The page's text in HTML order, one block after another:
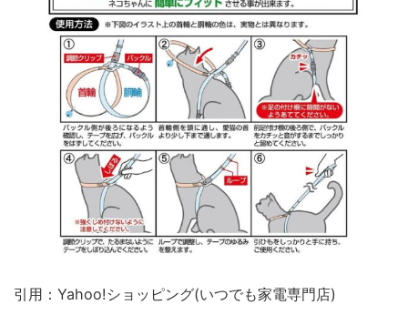
引用：Yahoo!ショッピング(いつでも家電専門店)